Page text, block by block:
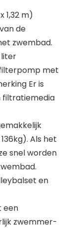
1,32 m)
de
zwembad.
liter
met
Er is
filtratiemedia
Als het
snel worden
en
een
zwemmer-